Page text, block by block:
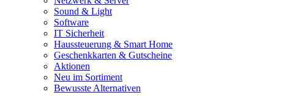
Sound & Light
Software
IT Sicherheit
Haussteuerung & Smart Home
Geschenkkarten & Gutscheine
Aktionen
Neu im Sortiment
Bewusste Alternativen